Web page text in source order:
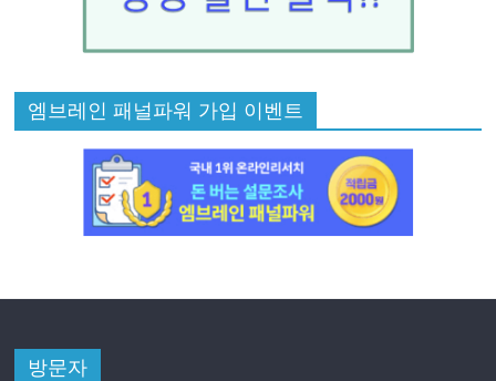
엠브레인 패널파워 가입 이벤트
방문자